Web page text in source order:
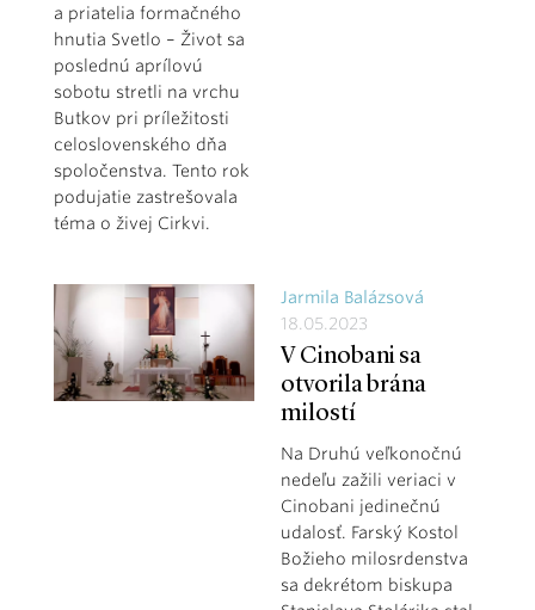
a priatelia formačného
hnutia Svetlo – Život sa
poslednú aprílovú
sobotu stretli na vrchu
Butkov pri príležitosti
celoslovenského dňa
spoločenstva. Tento rok
podujatie zastrešovala
téma o živej Cirkvi.
Jarmila Balázsová
18.05.2023
V Cinobani sa
otvorila brána
milostí
Na Druhú veľkonočnú
nedeľu zažili veriaci v
Cinobani jedinečnú
udalosť. Farský Kostol
Božieho milosrdenstva
sa dekrétom biskupa